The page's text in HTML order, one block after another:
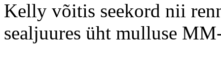
Kelly võitis seekord nii
sealjuures üht mulluse